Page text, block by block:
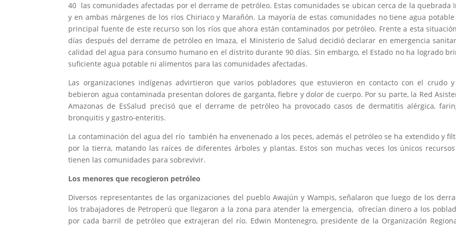
40 las comunidades afectadas por el derrame de petróleo. Estas comunidades se ubican cerca de la quebrada
y en ambas márgenes de los ríos Chiriaco y Marañón. La mayoría de estas comunidades no tiene agua
principal fuente de este recurso son los ríos que ahora están contaminados por petróleo. Frente a esta
días después del derrame de petróleo en Imaza, el Ministerio de Salud decidió declarar en emergencia
calidad del agua para consumo humano en el distrito durante 90 días. Sin embargo, el Estado no ha logrado
suficiente agua potable ni alimentos para las comunidades afectadas.
Las organizaciones indígenas advirtieron que varios pobladores que estuvieron en contacto con el crudo
bebieron agua contaminada presentan dolores de garganta, fiebre y dolor de cuerpo. Por su parte, la Red
Amazonas de EsSalud precisó que el derrame de petróleo ha provocado casos de dermatitis alérgica,
bronquitis y gastro-enteritis.
La contaminación del agua del río también ha envenenado a los peces, además el petróleo se ha extendido y
por la tierra, matando las raíces de diferentes árboles y plantas. Estos son muchas veces los únicos
tienen las comunidades para sobrevivir.
Los menores que recogieron petróleo
Diversos representantes de las organizaciones del pueblo Awajún y Wampis, señalaron que luego de los
los trabajadores de Petroperú que llegaron a la zona para atender la emergencia, ofrecían dinero a los
por cada barril de petróleo que extrajeran del río. Edwin Montenegro, presidente de la Organización